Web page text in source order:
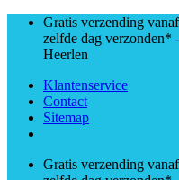
Skip
content
Gratis verzending
zelfde dag verzonden*
Heerlen
Klantenservice
Contact
Sitemap
Gratis verzending